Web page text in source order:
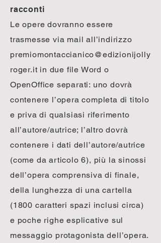
racconti
Le opere dovranno essere
trasmesse via mail all’indirizzo
premiomontaccianico@edizionijolly
roger.it in due file Word o
OpenOffice separati: uno dovrà
contenere l’opera completa di titolo
e priva di qualsiasi riferimento
all’autore/autrice; l’altro dovrà
contenere i dati dell’autore/autrice
(come da articolo 6), più la sinossi
dell’opera comprensiva di finale,
della lunghezza di una cartella
(1800 caratteri spazi inclusi circa)
e poche righe esplicative sul
messaggio protagonista dell’opera.